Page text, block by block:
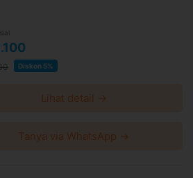
Diskon 5%
Lihat detail →
Tanya via WhatsApp →